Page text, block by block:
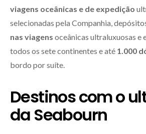
viagens oceânicas e de expedição
selecionadas pela Companhia,
nas viagens oceânicas ultraluxuosas e
todos os sete continentes e até 1.000
bordo por suíte.
Destinos com o
da Seabourn